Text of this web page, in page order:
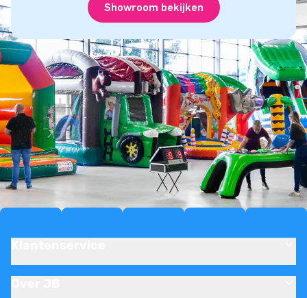
Showroom bekijken